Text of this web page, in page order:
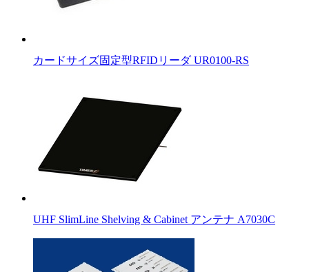
カードサイズ固定型RFIDリーダ UR0100-RS
UHF SlimLine Shelving & Cabinet アンテナ A7030C